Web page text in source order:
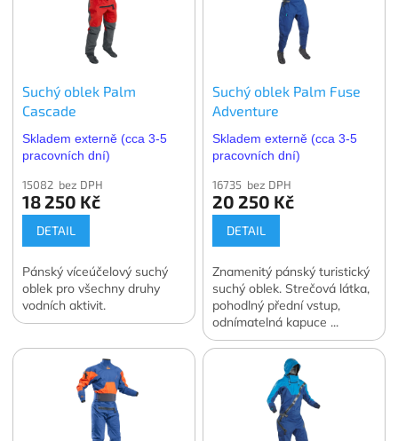
Suchý oblek Palm
Cascade
Skladem externě (cca 3-5
pracovních dní)
15082 bez DPH
18 250 Kč
DETAIL
Pánský víceúčelový suchý
oblek pro všechny druhy
vodních aktivit.
Suchý oblek Palm Fuse
Adventure
Skladem externě (cca 3-5
pracovních dní)
16735 bez DPH
20 250 Kč
DETAIL
Znamenitý pánský turistický
suchý oblek. Strečová látka,
pohodlný přední vstup,
odnímatelná kapuce ...
Pohodlí pro fanoušky
vodních sportů.